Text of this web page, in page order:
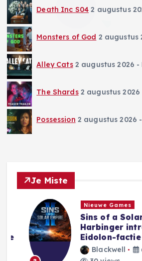
Death Inc S04 2 augustus
Monsters of God 2 augustus
Alley Cats 2 augustus 2026 -
The Shards 2 augustus 2026
Possession 2 augustus 2026
Je Miste
Nieuwe Games
Sins of a Solar
Harbinger
Eidolon-factie
Blackwell